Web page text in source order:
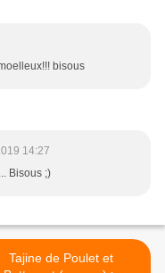
bisous
14:27
Bisous ;)
Tajine de Poulet et